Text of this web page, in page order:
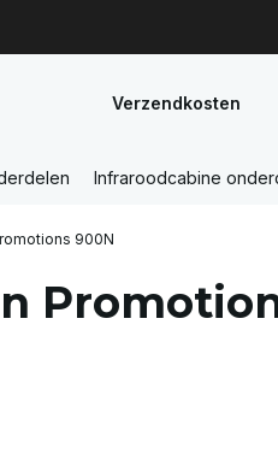
Verzendkosten
Infraroodcabine
900N